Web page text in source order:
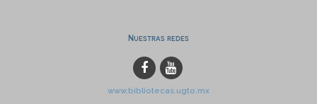
Nuestras redes
www.bibliotecas.ugto.mx